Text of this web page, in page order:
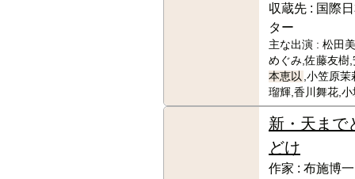
収蔵先 : 国際
ター
主な出演 : 松田
めぐみ,佐藤友樹
本恵以 ,小笠原
瑠輝,香川舞花,
新・天まで
どけ
作家 : 布施博一